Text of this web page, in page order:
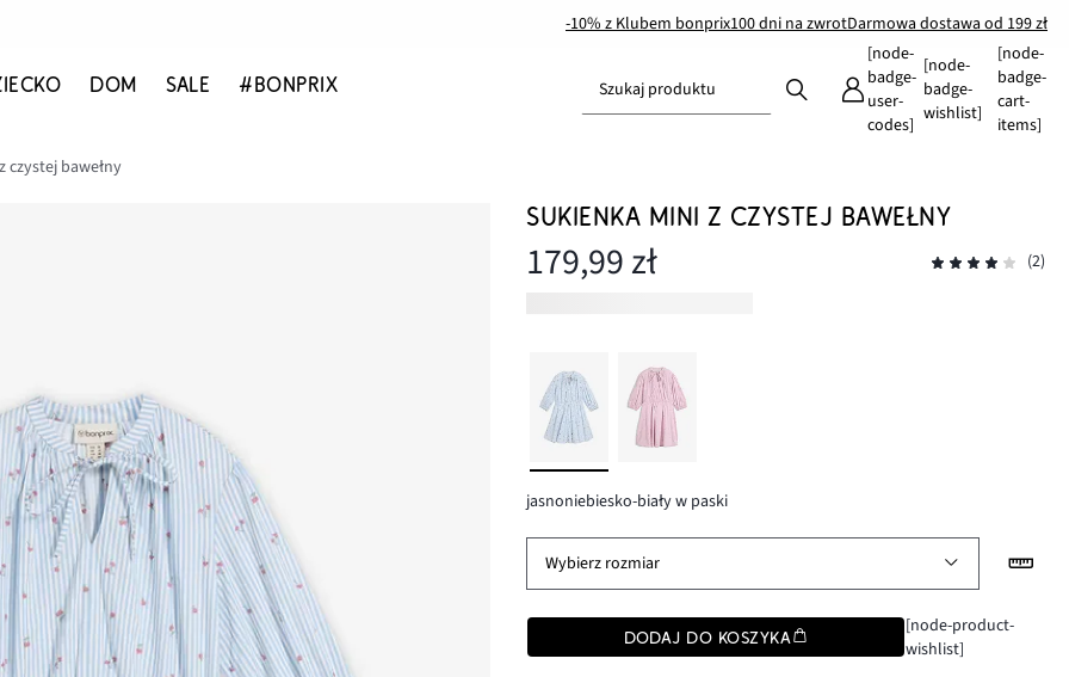
-10% z Klubem bonprix100 dni na zwrotDarmowa dostawa od 199 zł
DOM SALE #BONPRIX Szukaj produktu
[node-
badge-
user-
codes]
[node-
badge-
wishlist]
[node-
badge-
cart-
items]
czystej bawełny
SUKIENKA MINI Z CZYSTEJ BAWEŁNY
179,99 zł (2)
jasnoniebiesko-biały w paski
Wybierz rozmiar
DODAJ DO KOSZYKA
[node-product-
wishlist]